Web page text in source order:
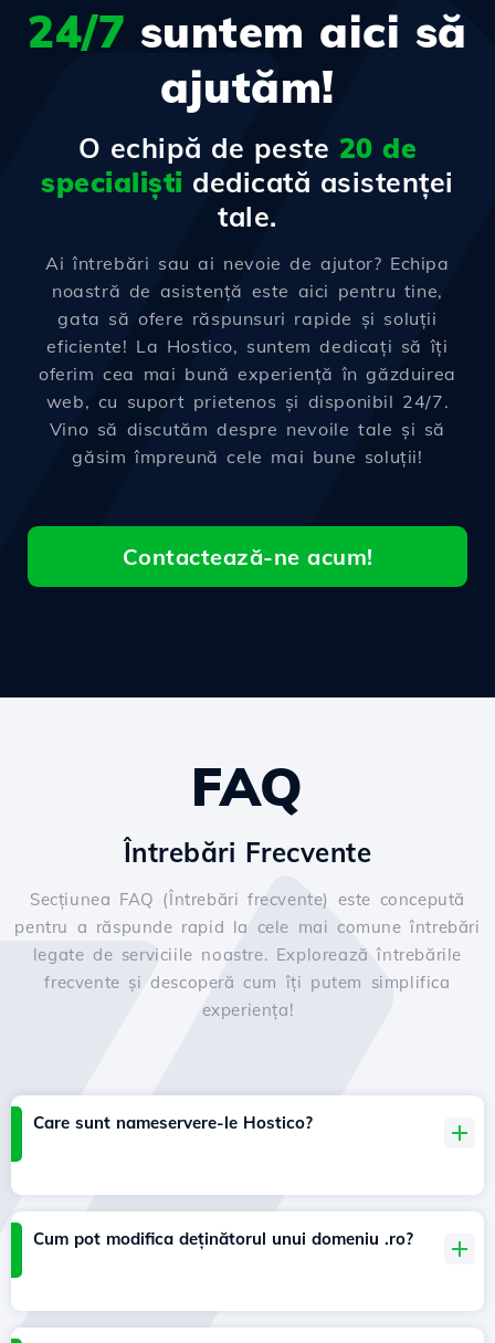
24/7 suntem aici să
ajutăm!
O echipă de peste 20 de
specialiști dedicată asistenței
tale.
Ai întrebări sau ai nevoie de ajutor? Echipa
noastră de asistență este aici pentru tine,
gata să ofere răspunsuri rapide și soluții
eficiente! La Hostico, suntem dedicați să îți
oferim cea mai bună experiență în găzduirea
web, cu suport prietenos și disponibil 24/7.
Vino să discutăm despre nevoile tale și să
găsim împreună cele mai bune soluții!
Contactează-ne acum!
FAQ
Întrebări Frecvente
Secțiunea FAQ (Întrebări frecvente) este concepută
pentru a răspunde rapid la cele mai comune întrebări
legate de serviciile noastre. Explorează întrebările
frecvente și descoperă cum îți putem simplifica
experiența!
Care sunt nameservere-le Hostico?
Cum pot modifica deținătorul unui domeniu .ro?